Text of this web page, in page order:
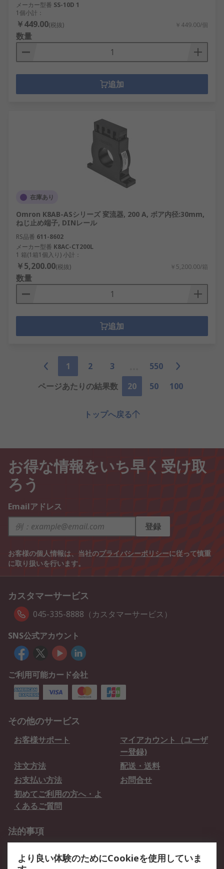
メーカー型番 SS-10D 1
1個小計：
￥449.00(税抜) ￥449.00/個
数量
追加
在庫あり
Omron K8AB-ASシリーズ 変流器, 200 A, ボア内径:30mm,
ねじ止め端子, DINレール
RS品番 611-8602
メーカー型番 K8AC-CT200L
1 箱(1箱1個入り) 小計：
￥5,200.00(税抜) ￥5,200.00/箱
数量
追加
1 2 3
550
ページあたりの結果数
20 50 100
トップへ戻る
お得な情報をいち早く受け取
ろう
Emailアドレス
登録
お客様の個人情報は、当社のプライバシーポリシーに従って慎重
に取り扱いを行います。
カスタマーサービス
045-335-8888（カスタマーサービス）
SNS公式アカウント
ご利用可能カード会社
その他のサービス
お客様サポート
マイアカウント（ユーザ
ー登録)
注文方法
配送・送料
お支払い方法
お問合せ
初めてご利用の方へ・よ
くあるご質問
法的事項
クッキーポリシー
より良い体験のためにCookieを使用していま